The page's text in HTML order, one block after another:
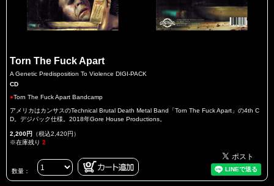
Torn The Fuck Apart
A Genetic Predisposition To Violence DIGI-PACK
CD
●Torn The Fuck Apart Bandcamp
アメリカはカンサスのTechnical Brutal Death Metal Band「Torn The Fuck Apart」の4th C
D。デジパック仕様。2018年Gore House Productions。
2,200円 （税込2,420円）
※在庫残り 2
数量：